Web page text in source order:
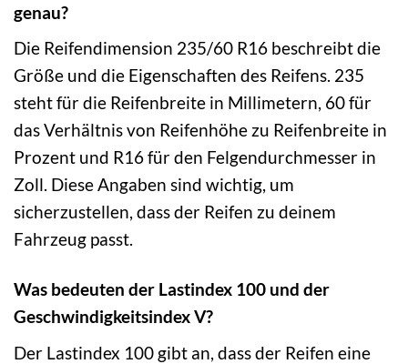
genau?
Die Reifendimension 235/60 R16 beschreibt die
Größe und die Eigenschaften des Reifens. 235
steht für die Reifenbreite in Millimetern, 60 für
das Verhältnis von Reifenhöhe zu Reifenbreite in
Prozent und R16 für den Felgendurchmesser in
Zoll. Diese Angaben sind wichtig, um
sicherzustellen, dass der Reifen zu deinem
Fahrzeug passt.
Was bedeuten der Lastindex 100 und der
Geschwindigkeitsindex V?
Der Lastindex 100 gibt an, dass der Reifen eine